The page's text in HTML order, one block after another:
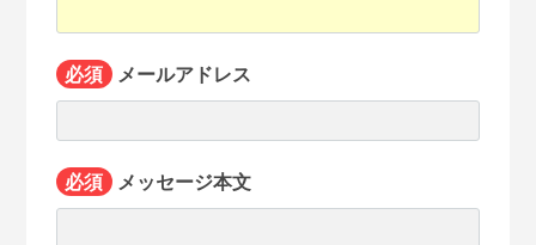
必須 メールアドレス
必須 メッセージ本文